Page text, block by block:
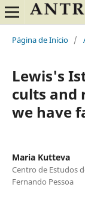
Página de Início /
Lewis's
cults and
we have
Maria Kutteva
Centro de Estudos
Fernando Pessoa